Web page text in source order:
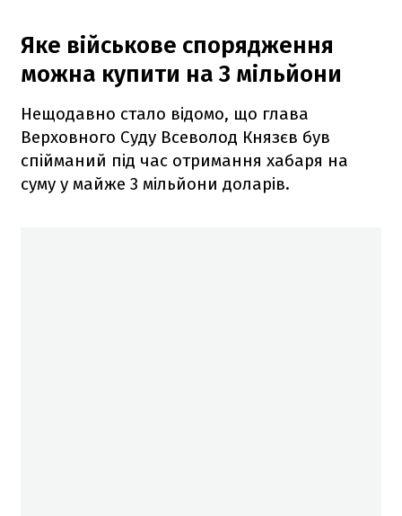
Яке військове спорядження
можна купити на 3 мільйони
Нещодавно стало відомо, що глава
Верховного Суду Всеволод Князєв був
спійманий під час отримання хабаря на
суму у майже 3 мільйони доларів.